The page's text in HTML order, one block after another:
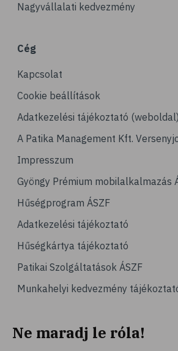
# porckopás
# csonttörés
# mozgásszervi problémák
# köszvény
# ínhüvelygyulladás
# tél
# vérnyomásmérés
# kardiológia
# kardiovaszkuláris betegségek
# szív- és érrendszer
# vérnyomás
# mozgás
Nagyvállalati kedvezmény
Cég
Kapcsolat
Cookie beállítások
Adatkezelési tájékoztató (weboldal)
A Patika Management Kft.
Impresszum
Gyöngy Prémium mobilalkalmazás
Hűségprogram ÁSZF
Adatkezelési tájékoztató
Hűségkártya tájékoztató
Patikai Szolgáltatások ÁSZF
Munkahelyi kedvezmény
Ne maradj le róla!